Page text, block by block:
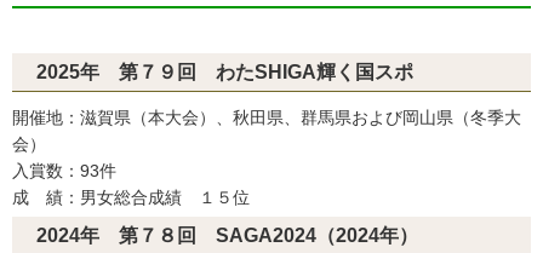
2025年 第７９回 わたSHIGA輝く国スポ
開催地：滋賀県（本大会）、秋田県、群馬県および岡山県（冬季大
会）
入賞数：93件
成 績：男女総合成績 １５位
2024年 第７８回 SAGA2024（2024年）